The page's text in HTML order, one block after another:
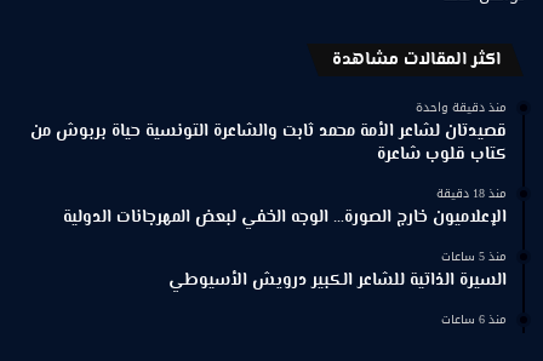
اكثر المقالات مشاهدة
منذ دقيقة واحدة
قصيدتان لشاعر الأمة محمد ثابت والشاعرة التونسية حياة بربوش من
كتاب قلوب شاعرة
منذ 18 دقيقة
الإعلاميون خارج الصورة… الوجه الخفي لبعض المهرجانات الدولية
منذ 5 ساعات
السيرة الذاتية للشاعر الكبير درويش الأسيوطي
منذ 6 ساعات